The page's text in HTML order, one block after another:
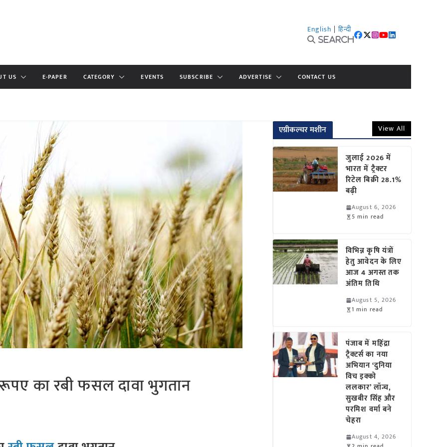
English | हिन्दी
Search
US E-PAPER CATEGORY EVENTS SUBSCRIBE ADVERTISE CONTACT US
का रबी फसल दावा भुगतान
एग्रीकल्चर मशीन View All
जुलाई 2026 में
भारत में ट्रैक्टर
रिटेल बिक्री 28.1%
बढ़ी
August 6, 2026
5 min read
विभिन्न कृषि यंत्रों
हेतु आवेदन के लिए
आज 4 अगस्त तक
अंतिम तिथि
August 5, 2026
1 min read
पंजाब में महिंद्रा
ट्रैक्टर्स का नया
अभियान ‘दुनिया
विच इक्को
ललकार’ लॉन्च,
सुखबीर सिंह और
परमिश वर्मा बने
चेहरा
August 4, 2026